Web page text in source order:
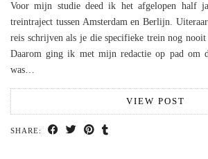
Voor mijn studie deed ik het afgelopen half
treintraject tussen Amsterdam en Berlijn.
reis schrijven als je die specifieke trein nog nooit
Daarom ging ik met mijn redactie op pad om
was…
VIEW POST
SHARE: